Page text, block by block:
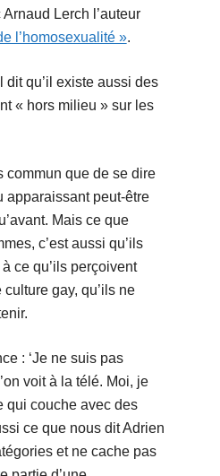
Lerch l’auteur
l’homosexualité ».
dit qu’il existe aussi des
« hors milieu » sur les
commun que de se dire
apparaissant peut-être
Mais ce que
c’est aussi qu’ils
ce qu’ils perçoivent
gay, qu’ils ne
: ‘Je ne suis pas
voit à la télé. Moi, je
qui couche avec des
ce que nous dit Adrien
et ne cache pas